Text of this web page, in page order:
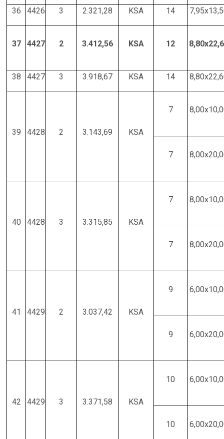
36 4426 3 2.321,28 KSA 14
37 4427 2 3.412,56 KSA 12
38 4427 3 3.918,67 KSA 14
39 4428 2 3.143,69 KSA
7
7
40 4428 3 3.315,85 KSA
7
7
41 4429 2 3.037,42 KSA
9
9
42 4429 3 3.371,58 KSA
10
10